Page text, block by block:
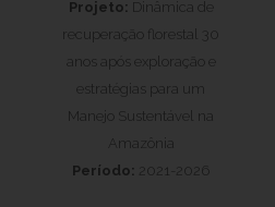
Projeto: Dinâmica de
recuperação florestal 30
anos após exploração e
estratégias para um
Manejo Sustentável na
Amazônia
Período: 2021-2026